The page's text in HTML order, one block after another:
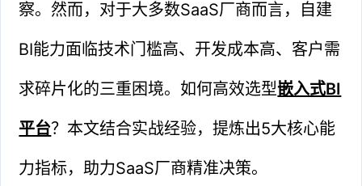
察。然而，对于大多数SaaS厂商而言，自建
BI能力面临技术门槛高、开发成本高、客户需
求碎片化的三重困境。如何高效选型嵌入式BI
平台？本文结合实战经验，提炼出5大核心能
力指标，助力SaaS厂商精准决策。